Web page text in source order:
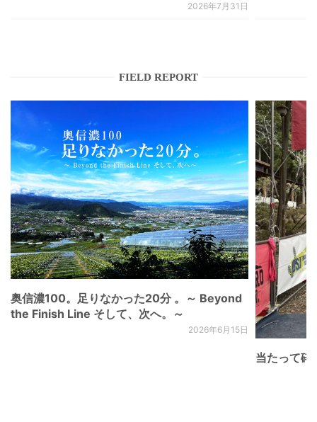
2026年7月31日
FIELD REPORT
奥信濃100。足りなかった20分 。～ Beyond
the Finish Line そして、次へ。～
2026年6月15日
当たって砕